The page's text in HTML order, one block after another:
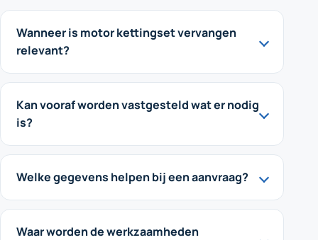
Wanneer is motor kettingset vervangen
relevant?
Kan vooraf worden vastgesteld wat er nodig
is?
Welke gegevens helpen bij een aanvraag?
Waar worden de werkzaamheden